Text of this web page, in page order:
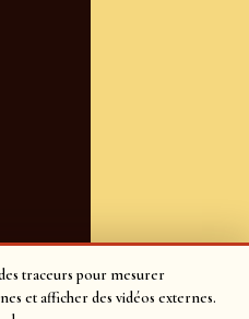
traceurs pour mesurer
et afficher des vidéos externes.